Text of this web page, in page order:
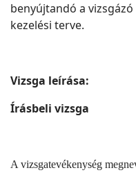
benyújtandó a
kezelési terve.
Vizsga leírása:
Írásbeli vizsga
A vizsgatevékenység